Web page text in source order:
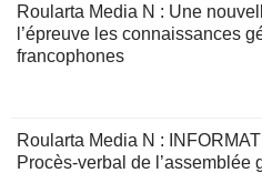
Roularta Media N : Une
l’épreuve les connaissances
francophones
Roularta Media N :
Procès-verbal de l’assemblée